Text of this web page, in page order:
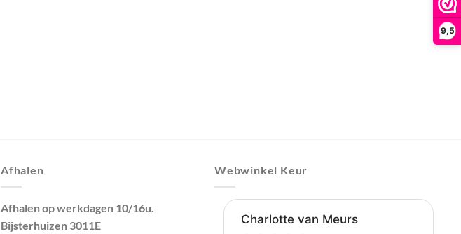
9,5
Afhalen
Afhalen op werkdagen 10/16u.
Bijsterhuizen 3011E
Webwinkel Keur